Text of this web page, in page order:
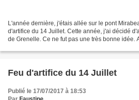
L'année dernière, j'étais allée sur le pont
d'artifice du 14 Juillet. Cette année, j'ai décidé
de Grenelle. Ce ne fut pas une très bonne idée.
Feu d'artifice du 14 Juillet
Publié le 17/07/2017 à 18:53